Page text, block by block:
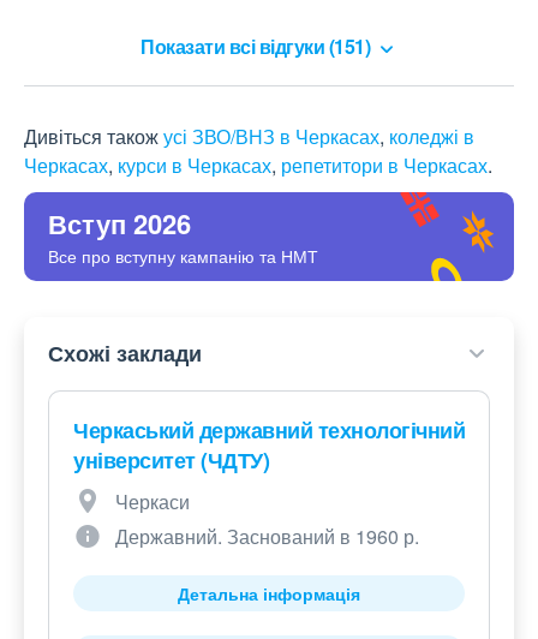
Показати всі відгуки (151)
Дивіться такожусі ЗВО/ВНЗ в Черкасах, коледжі в
Черкасах, курси в Черкасах, репетитори в Черкасах.
Вступ 2026
Все про вступну кампанію та НМТ
Схожі заклади
Черкаський державний технологічний
університет (ЧДТУ)
Черкаси
Державний. Заснований в 1960 р.
Детальна інформація